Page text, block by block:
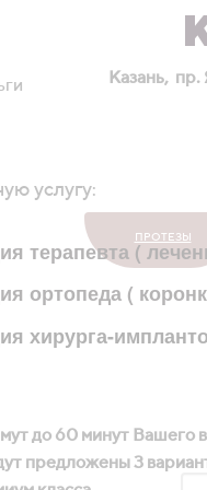
Казань, пр.
ПРОТЕЗЫ
услугу:
терапевта (
ортопеда (
хирурга-
до 60 минут Вашего
предложены 3